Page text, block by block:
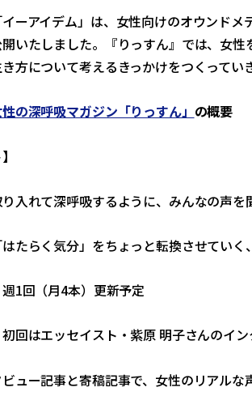
ーアイデム」は、女性向けのオウンド
いたしました。『りっすん』では、女
方について考えるきっかけをつくっていき
の深呼吸マガジン「りっすん」 の概要
入れて深呼吸するように、みんなの声を
たらく気分」をちょっと転換させていく
週1回（月4本）更新予定
初回はエッセイスト・紫原 明子さんのイン
ュー記事と寄稿記事で、女性のリアルな